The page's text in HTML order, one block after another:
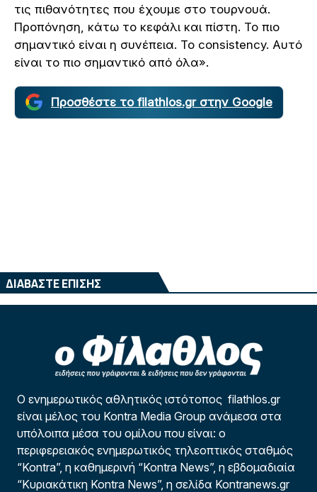
τις πιθανότητες που έχουμε στο τουρνουά.
Προπόνηση, κάτω το κεφάλι και πίστη. Το πιο
σημαντικό είναι η συνέπεια. Το consistency. Αυτό
είναι το πιο σημαντικό από όλα».
Προσθέστε το filathlos.gr στην Google
ΔΙΑΒΑΣΤΕ ΕΠΙΣΗΣ
Ο ενημερωτικός αθλητικός ιστότοπος filathlos.gr
είναι μέλος του Kontra Media Group ανάμεσα στα
υπόλοιπα μέσα του ομίλου που είναι: ο
περιφερειακός ενημερωτικός τηλεοπτικός σταθμός
“Kontra”, η καθημερινή “Kontra News”, η εβδομαδιαία
“Κυριακάτικη Kontra News”, η σελίδα Kontranews.gr